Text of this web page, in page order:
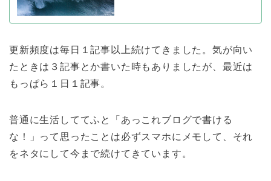
更新頻度は毎日１記事以上続けてきました。気が向い
たときは３記事とか書いた時もありましたが、最近は
もっぱら１日１記事。
普通に生活しててふと「あっこれブログで書ける
な！」って思ったことは必ずスマホにメモして、それ
をネタにして今まで続けてきています。